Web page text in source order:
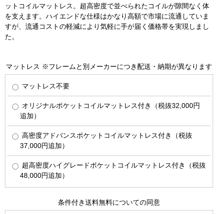
ットコイルマットレス。超高密度で並べられたコイルが隙間なく体
を支えます。ハイエンドな仕様はかなり高額で市場に流通していま
すが、流通コストの軽減により気軽に手が届く価格帯を実現しまし
た。
マットレス ※フレームと別メーカーにつき配送・納期が異なります
マットレス不要
オリジナルポケットコイルマットレス付き（税抜32,000円
追加）
高密度アドバンスポケットコイルマットレス付き（税抜
37,000円追加）
超高密度ハイグレードポケットコイルマットレス付き（税抜
48,000円追加）
条件付き送料無料についての同意